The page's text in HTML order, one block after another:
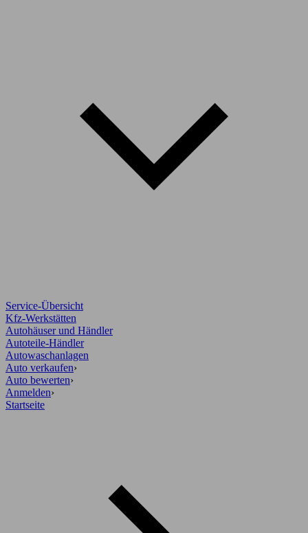
Service-Übersicht
Kfz-Werkstätten
Autohäuser und Händler
Autoteile-Händler
Autowaschanlagen
Auto verkaufen›
Auto bewerten›
Anmelden›
Startseite